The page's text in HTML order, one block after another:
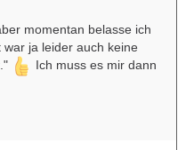
momentan belasse ich
ja leider auch keine
Ich muss es mir dann